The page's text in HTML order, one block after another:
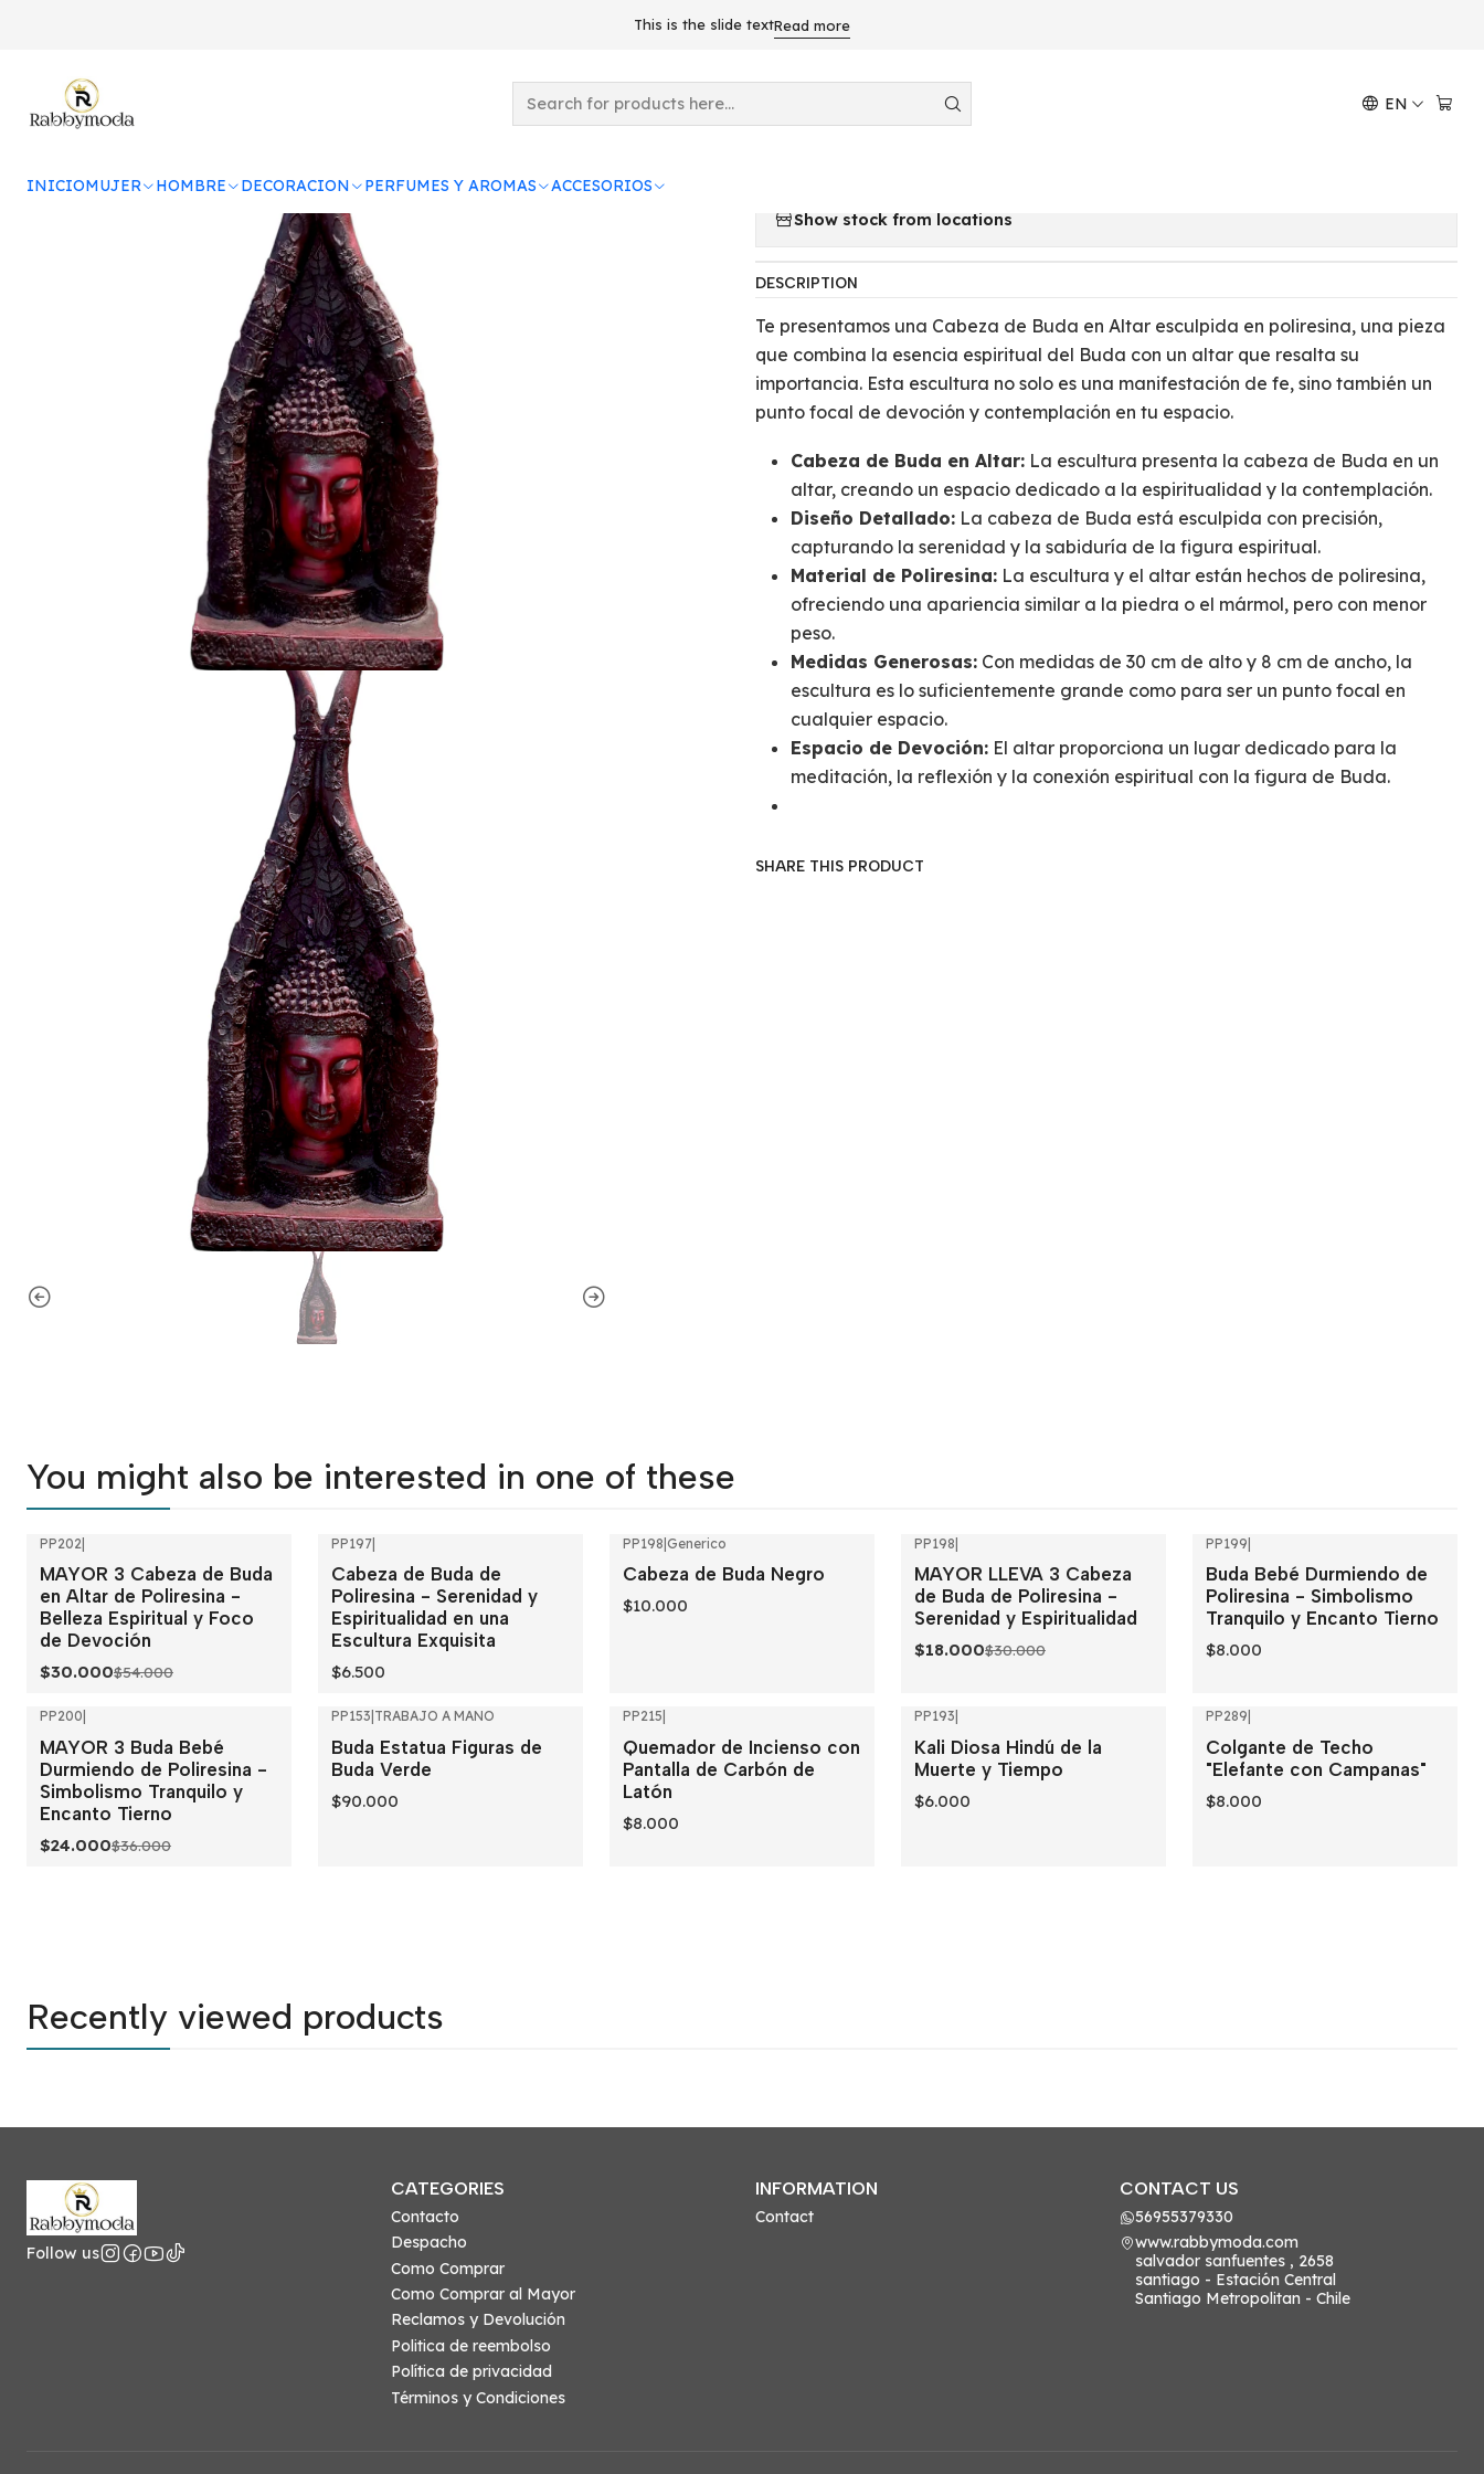
EN
INICIOMUJER HOMBRE DECORACION PERFUMES Y AROMAS ACCESORIOS
This is the slide textRead more
FIGURAS DE PIEDRA Y MADERA Cabeza de Buda en Altar de Poliresina - Belleza Espiritual y Foco de Devoción
Cabeza de Buda en Altar de Poliresina -
Show stock from locations
DESCRIPTION
Te presentamos una Cabeza de Buda en Altar esculpida en poliresina, una pieza
que combina la esencia espiritual del Buda con un altar que resalta su
importancia. Esta escultura no solo es una manifestación de fe, sino también un
punto focal de devoción y contemplación en tu espacio.
Cabeza de Buda en Altar: La escultura presenta la cabeza de Buda en un
altar, creando un espacio dedicado a la espiritualidad y la contemplación.
Diseño Detallado: La cabeza de Buda está esculpida con precisión,
capturando la serenidad y la sabiduría de la figura espiritual.
Material de Poliresina: La escultura y el altar están hechos de poliresina,
ofreciendo una apariencia similar a la piedra o el mármol, pero con menor
peso.
Medidas Generosas: Con medidas de 30 cm de alto y 8 cm de ancho, la
escultura es lo suficientemente grande como para ser un punto focal en
cualquier espacio.
Espacio de Devoción: El altar proporciona un lugar dedicado para la
meditación, la reflexión y la conexión espiritual con la figura de Buda.
SHARE THIS PRODUCT
You might also be interested in one of these
PP202
MAYOR 3 Cabeza de Buda
en Altar de Poliresina -
Belleza Espiritual y Foco
de Devoción
$30.000$54.000
PP197
Cabeza de Buda de
Poliresina - Serenidad y
Espiritualidad en una
Escultura Exquisita
$6.500
PP198 Generico
Cabeza de Buda Negro
$10.000
Out of stock
PP198
MAYOR LLEVA 3 Cabeza
de Buda de Poliresina -
Serenidad y Espiritualidad
$18.000$30.000
PP199
Buda Bebé Durmiendo de
Poliresina - Simbolismo
Tranquilo y Encanto Tierno
$8.000
Out of stock
PP200
MAYOR 3 Buda Bebé
Durmiendo de Poliresina -
Simbolismo Tranquilo y
Encanto Tierno
$24.000$36.000
PP153 TRABAJO A MANO
Buda Estatua Figuras de
Buda Verde
$90.000
PP215
Quemador de Incienso con
Pantalla de Carbón de
Latón
$8.000
PP193
Kali Diosa Hindú de la
Muerte y Tiempo
$6.000
PP289
Colgante de Techo
"Elefante con Campanas"
$8.000
Recently viewed products
Follow us
CATEGORIES
Contacto
Despacho
Como Comprar
Como Comprar al Mayor
Reclamos y Devolución
Politica de reembolso
Política de privacidad
Términos y Condiciones
INFORMATION
Contact
CONTACT US
56955379330
www.rabbymoda.com
salvador sanfuentes , 2658
santiago - Estación Central
Santiago Metropolitan - Chile